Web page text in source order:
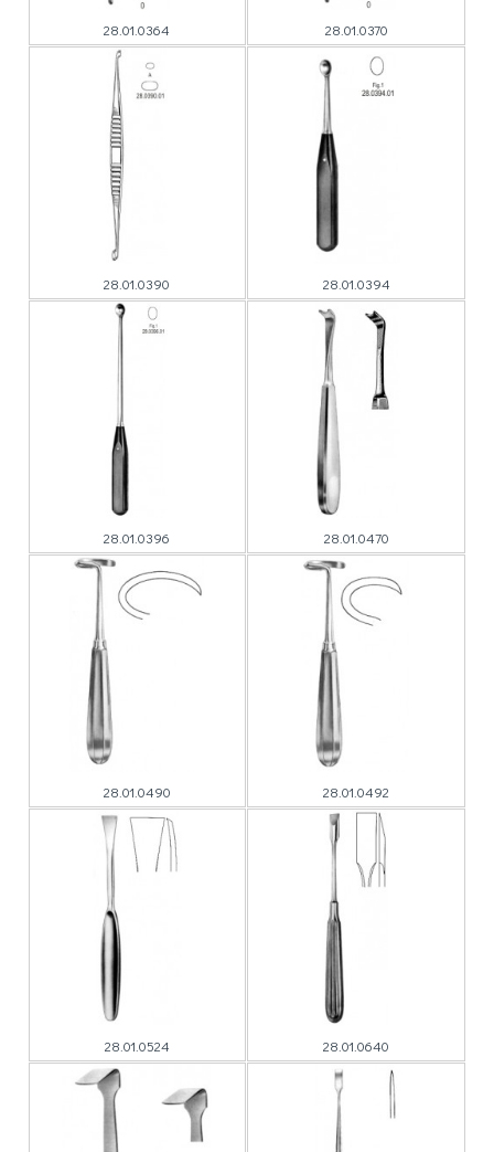
28.01.0364 28.01.0370
28.01.0390 28.01.0394
28.01.0396 28.01.0470
28.01.0490 28.01.0492
28.01.0524 28.01.0640